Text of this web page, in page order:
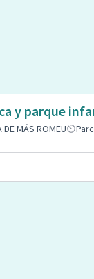
y parque
DE MÁS ROMEU